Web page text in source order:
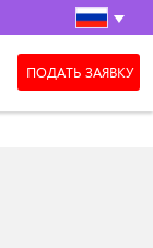
ПОДАТЬ ЗАЯВКУ